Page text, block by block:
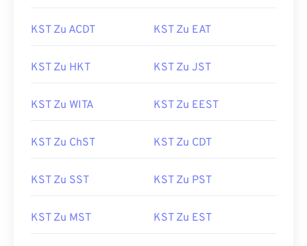
KST Zu ACDT KST Zu EAT
KST Zu HKT KST Zu JST
KST Zu WITA KST Zu EEST
KST Zu ChST KST Zu CDT
KST Zu SST KST Zu PST
KST Zu MST KST Zu EST